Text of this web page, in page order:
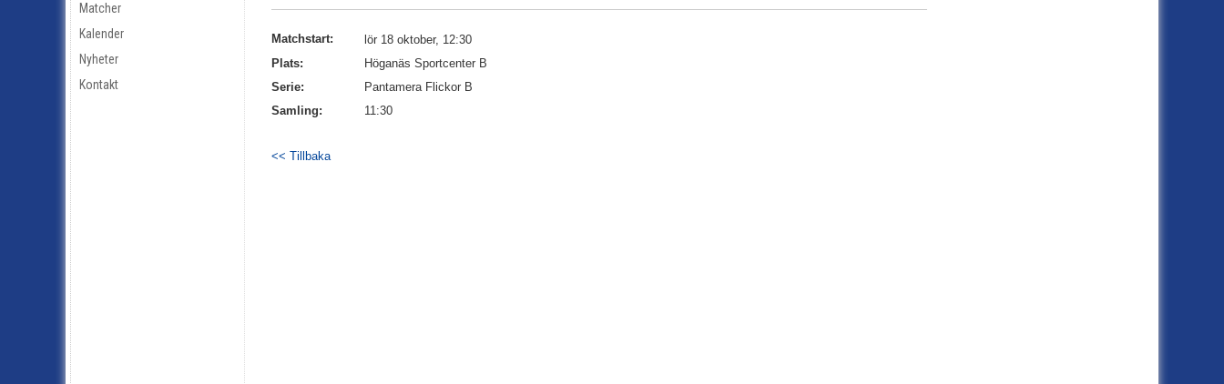
Matcher
Kalender
Nyheter
Kontakt
Matchstart:
lör 18 oktober, 12:30
Plats:
Höganäs Sportcenter B
Serie:
Pantamera Flickor B
Samling:
11:30
<< Tillbaka